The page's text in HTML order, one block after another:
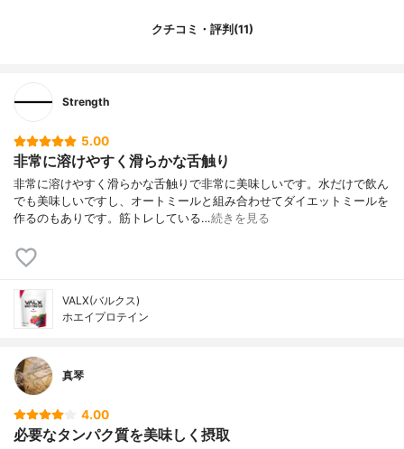
クチコミ・評判(11)
Strength
5.00
非常に溶けやすく滑らかな舌触り
非常に溶けやすく滑らかな舌触りで非常に美味しいです。水だけで飲ん
でも美味しいですし、オートミールと組み合わせてダイエットミールを
作るのもありです。筋トレしている…続きを見る
VALX(バルクス)
ホエイプロテイン
真琴
4.00
必要なタンパク質を美味しく摂取